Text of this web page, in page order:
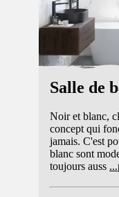
Salle de
Noir et blanc,
concept qui
jamais. C'est
blanc sont
toujours auss ...